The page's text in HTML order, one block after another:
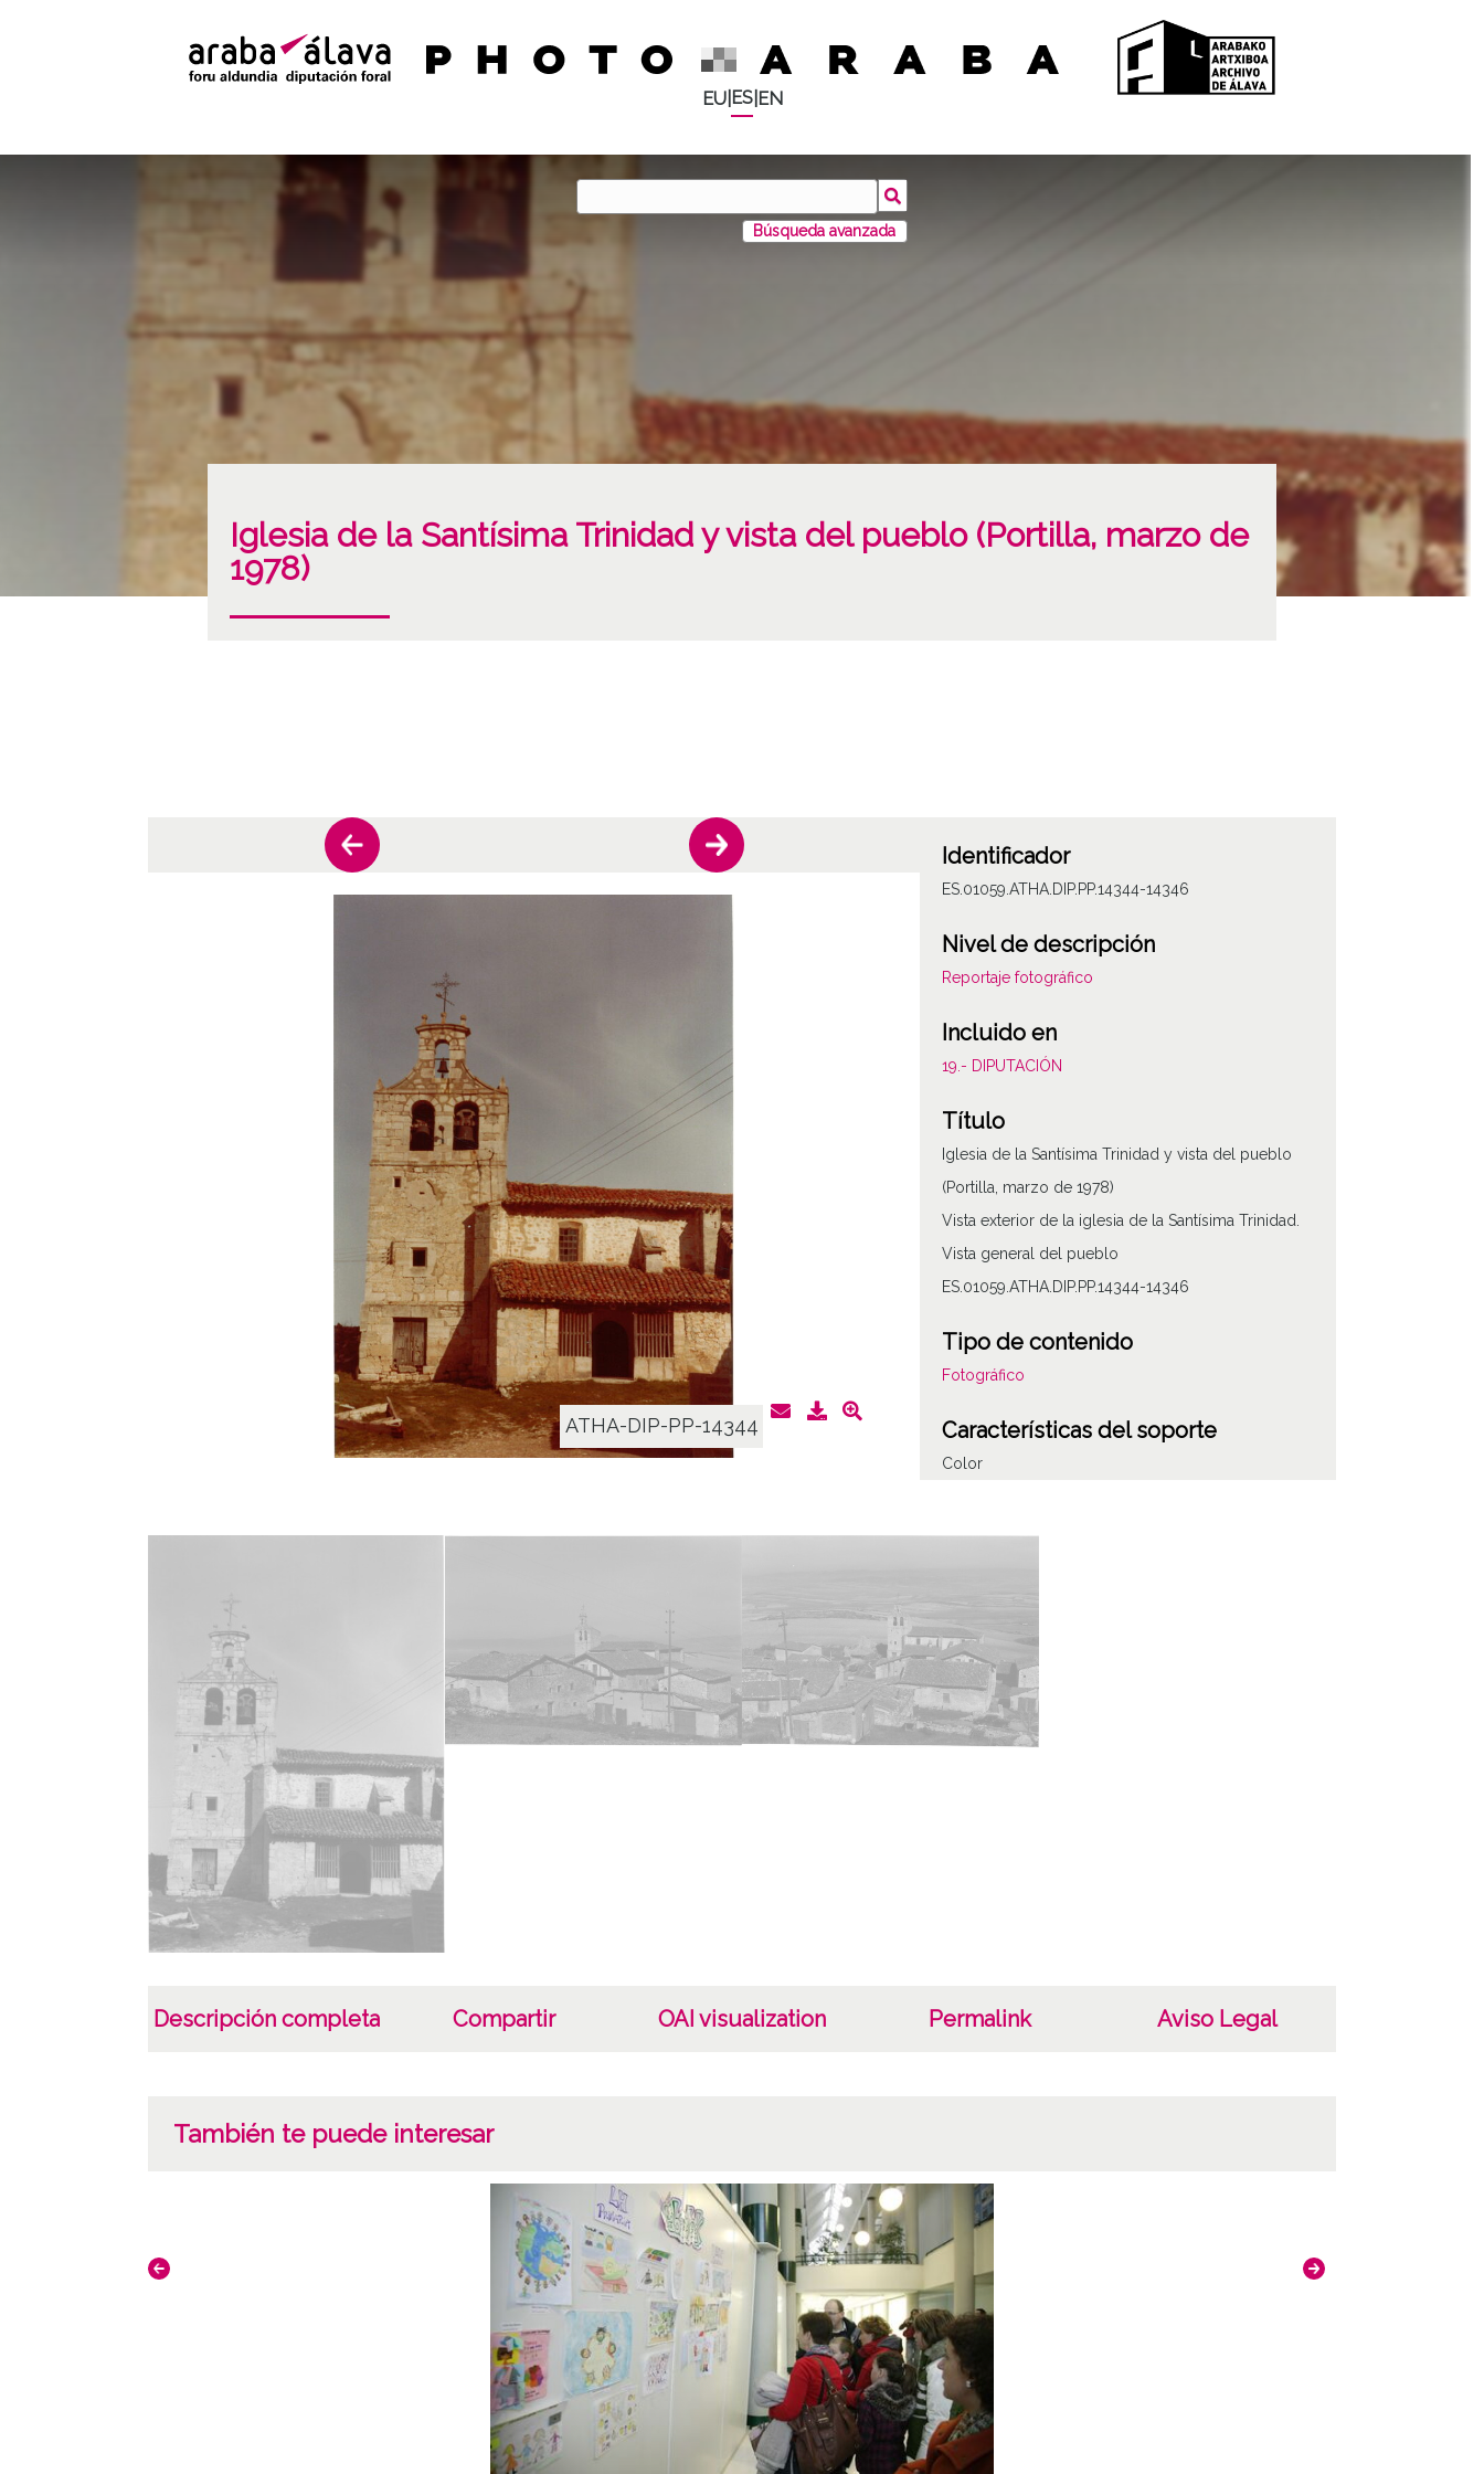
EU| ES| EN
Búsqueda avanzada
Iglesia de la Santísima Trinidad y vista del pueblo (Portilla, marzo de
1978)
ATHA-DIP-PP-14344
Identificador
ES.01059.ATHA.DIP.PP.14344-14346
Nivel de descripción
Reportaje fotográfico
Incluido en
19.- DIPUTACIÓN
Título
Iglesia de la Santísima Trinidad y vista del pueblo
(Portilla, marzo de 1978)
Vista exterior de la iglesia de la Santísima Trinidad.
Vista general del pueblo
ES.01059.ATHA.DIP.PP.14344-14346
Tipo de contenido
Fotográfico
Características del soporte
Color
CC BY-NC-SA 4.0
Descripción completa Compartir OAI visualization Permalink Aviso Legal
También te puede interesar